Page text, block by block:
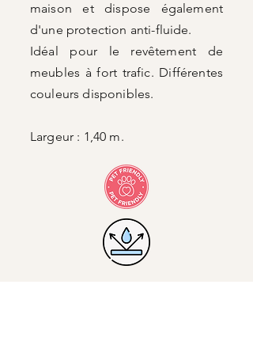
maison et dispose également
d'une protection anti-fluide.
Idéal pour le revêtement de
meubles à fort trafic. Différentes
couleurs disponibles.
Largeur : 1,40 m.